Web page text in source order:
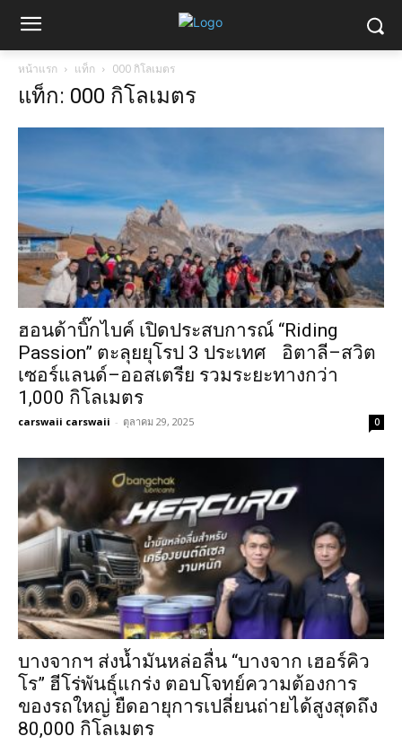
หน้าแรก แท็ก 000 กิโลเมตร
แท็ก: 000 กิโลเมตร
ฮอนด้าบิ๊กไบค์ เปิดประสบการณ์ “Riding
Passion” ตะลุยยุโรป 3 ประเทศ อิตาลี–สวิต
เซอร์แลนด์–ออสเตรีย รวมระยะทางกว่า
1,000 กิโลเมตร
carswaii carswaii - ตุลาคม 29, 2025 0
บางจากฯ ส่งน้ำมันหล่อลื่น “บางจาก เฮอร์คิว
โร” ฮีโร่พันธุ์แกร่ง ตอบโจทย์ความต้องการ
ของรถใหญ่ ยืดอายุการเปลี่ยนถ่ายได้สูงสุดถึง
80,000 กิโลเมตร